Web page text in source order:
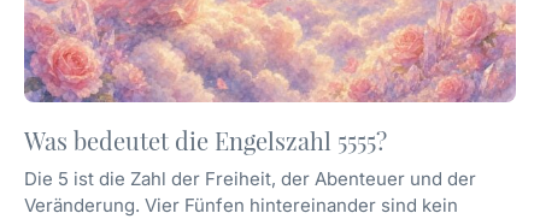
Was bedeutet die Engelszahl 5555?
Die 5 ist die Zahl der Freiheit, der Abenteuer und der
Veränderung. Vier Fünfen hintereinander sind kein